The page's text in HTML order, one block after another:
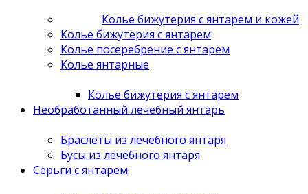
Колье бижутерия с янтарем и кожей
Колье бижутерия с янтарем
Колье посеребрение с янтарем
Колье янтарные
Колье бижутерия с янтарем
Необработанный лечебный янтарь
Браслеты из лечебного янтаря
Бусы из лечебного янтаря
Серьги с янтарем